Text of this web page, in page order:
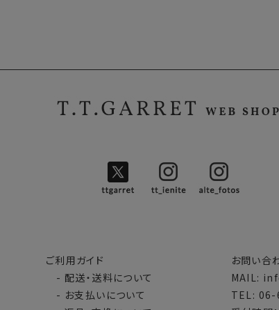
ご利用ガイド
- 配送・送料について
- お支払いについて
お問い合
MAIL:
TEL: